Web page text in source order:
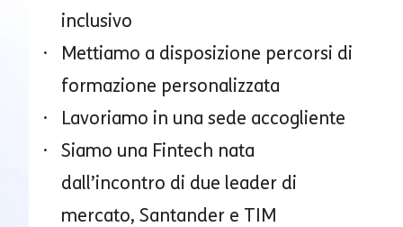
inclusivo
Mettiamo a disposizione percorsi di
formazione personalizzata
Lavoriamo in una sede accogliente
Siamo una Fintech nata
dall’incontro di due leader di
mercato, Santander e TIM